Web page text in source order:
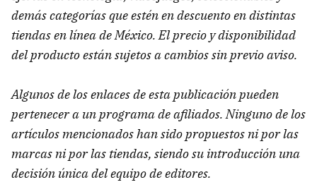
demás categorías que estén en descuento en distintas
tiendas en línea de México. El precio y disponibilidad
del producto están sujetos a cambios sin previo aviso.
Algunos de los enlaces de esta publicación pueden
pertenecer a un programa de afiliados. Ninguno de los
artículos mencionados han sido propuestos ni por las
marcas ni por las tiendas, siendo su introducción una
decisión única del equipo de editores.